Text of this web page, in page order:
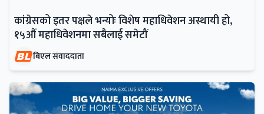
कांग्रेसको इतर पक्षले भन्योः विशेष महाधिवेशन अस्थायी हो,
१५औं महाधिवेशनमा सबैलाई समेटौं
बिएल संवाददाता